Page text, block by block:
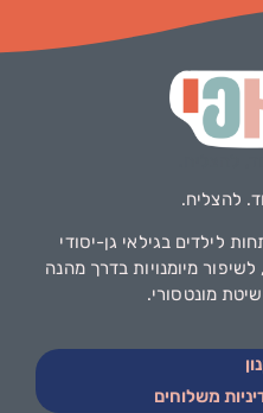
להצליח.
לילדים בגילאי גן-יסודי
מיומנויות בדרך מהנה
מונטסורי.
משלוחים